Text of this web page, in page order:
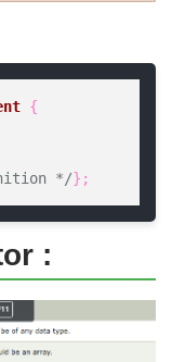
{
*/};
: